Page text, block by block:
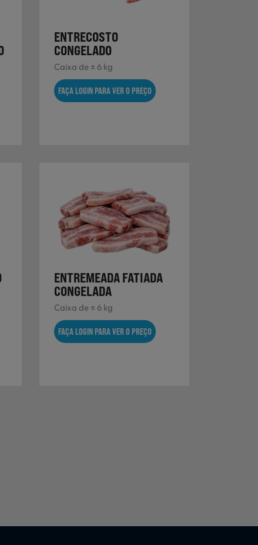
ENTRECOSTO
CONGELADO
Caixa de ± 6 kg
FAÇA LOGIN PARA VER O PREÇO
ENTREMEADA FATIADA
CONGELADA
Caixa de ± 6 kg
FAÇA LOGIN PARA VER O PREÇO